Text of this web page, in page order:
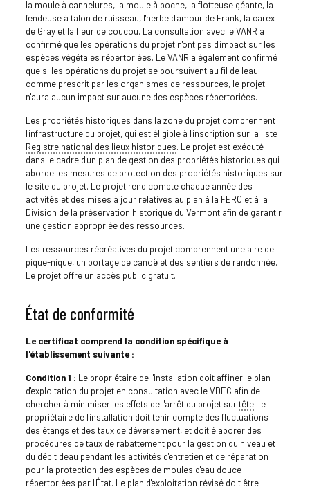
la moule à cannelures, la moule à poche, la flotteuse géante, la
fendeuse à talon de ruisseau, l'herbe d'amour de Frank, la carex
de Gray et la fleur de coucou. La consultation avec le VANR a
confirmé que les opérations du projet n'ont pas d'impact sur les
espèces végétales répertoriées. Le VANR a également confirmé
que si les opérations du projet se poursuivent au fil de l'eau
comme prescrit par les organismes de ressources, le projet
n'aura aucun impact sur aucune des espèces répertoriées.
Les propriétés historiques dans la zone du projet comprennent
l'infrastructure du projet, qui est éligible à l'inscription sur la liste
Registre national des lieux historiques. Le projet est exécuté
dans le cadre d'un plan de gestion des propriétés historiques qui
aborde les mesures de protection des propriétés historiques sur
le site du projet. Le projet rend compte chaque année des
activités et des mises à jour relatives au plan à la FERC et à la
Division de la préservation historique du Vermont afin de garantir
une gestion appropriée des ressources.
Les ressources récréatives du projet comprennent une aire de
pique-nique, un portage de canoë et des sentiers de randonnée.
Le projet offre un accès public gratuit.
État de conformité
Le certificat comprend la condition spécifique à
l'établissement suivante :
Condition 1 : Le propriétaire de l'installation doit affiner le plan
d'exploitation du projet en consultation avec le VDEC afin de
chercher à minimiser les effets de l'arrêt du projet surtêteLe
propriétaire de l'installation doit tenir compte des fluctuations
des étangs et des taux de déversement, et doit élaborer des
procédures de taux de rabattement pour la gestion du niveau et
du débit d'eau pendant les activités d'entretien et de réparation
pour la protection des espèces de moules d'eau douce
répertoriées par l'État. Le plan d'exploitation révisé doit être